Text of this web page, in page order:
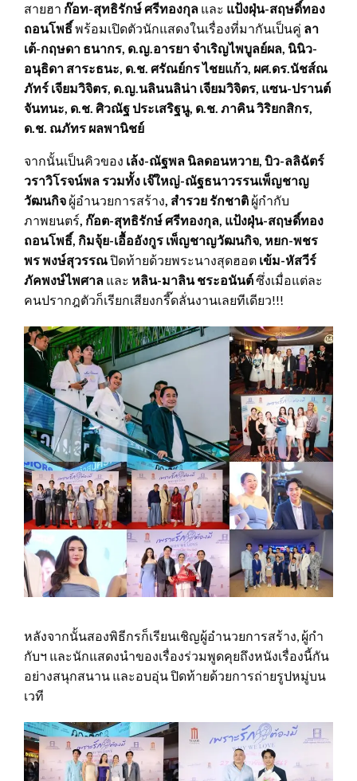
สายฮา ก๊อท-สุทธิรักษ์ ศรีทองกุล และ แป้งฝุ่น-สฤษดิ์ทอง
ถอนโพธิ์พร้อมเปิดตัวนักแสดงในเรื่องที่มากันเป็นคู่ ลา
เต้-กฤษดา ธนากร, ด.ญ.อารยา จำเริญไพบูลย์ผล, นินิว-
อนุธิดา สาระธนะ, ด.ช. ศรัณย์กร ไชยแก้ว, ผศ.ดร.นัชส์ณ
ภัทร์ เจียมวิจิตร, ด.ญ.นลินนลิน่า เจียมวิจิตร, แซน-ปรานต์
จันทนะ, ด.ช. ศิวณัฐ ประเสริฐนู, ด.ช. ภาคิน วิริยกสิกร,
ด.ช. ณภัทร ผลพานิชย์
จากนั้นเป็นคิวของ เล้ง-ณัฐพล นิลดอนหวาย, บิว-ลลิฉัตร์
วราวิโรจน์พล รวมทั้ง เจ๊ใหญ่-ณัฐธนาวรรนเพ็ญชาญ
วัฒนกิจ ผู้อำนวยการสร้าง, สำรวย รักชาติ ผู้กำกับ
ภาพยนตร์, ก๊อต-สุทธิรักษ์ ศรีทองกุล, แป้งฝุ่น-สฤษดิ์ทอง
ถอนโพธิ์, กิมจุ้ย-เอื้ออังกูร เพ็ญชาญวัฒนกิจ, หยก-พชร
พร พงษ์สุวรรณปิดท้ายด้วยพระนางสุดฮอต เข้ม-หัสวีร์
ภัคพงษ์ไพศาล และ หลิน-มาลิน ชระอนันต์ซึ่งเมื่อแต่ละ
คนปรากฎตัวก็เรียกเสียงกรี๊ดลั่นงานเลยทีเดียว!!!
หลังจากนั้นสองพิธีกรก็เรียนเชิญผู้อำนวยการสร้าง, ผู้กำ
กับฯ และนักแสดงนำของเรื่องร่วมพูดคุยถึงหนังเรื่องนี้กัน
อย่างสนุกสนาน และอบอุ่น ปิดท้ายด้วยการถ่ายรูปหมู่บน
เวที